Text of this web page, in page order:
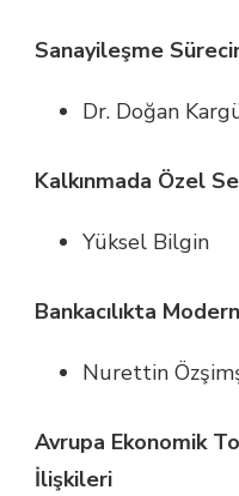
Sanayileşme
Dr. Doğan
Kalkınmada Özel
Yüksel Bilgin
Bankacılıkta
Nurettin
Avrupa Ekonomik
İlişkileri